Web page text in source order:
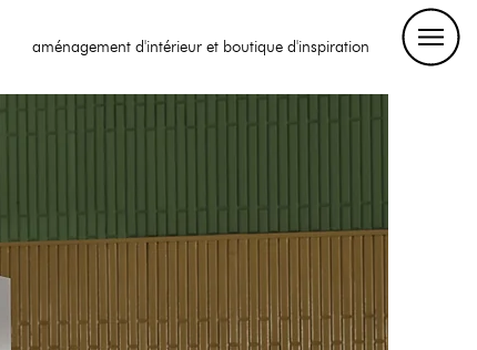
aménagement d'intérieur et boutique d'inspiration